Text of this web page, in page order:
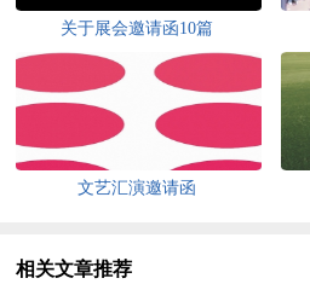
关于展会邀请函10篇
文艺汇演邀请函
相关文章推荐